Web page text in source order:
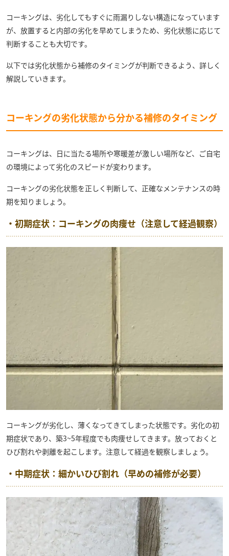
コーキングは、劣化してもすぐに雨漏りしない構造になっています
が、放置すると内部の劣化を早めてしまうため、劣化状態に応じて
判断することも大切です。
以下では劣化状態から補修のタイミングが判断できるよう、詳しく
解説していきます。
コーキングの劣化状態から分かる補修のタイミング
コーキングは、日に当たる場所や寒暖差が激しい場所など、ご自宅
の環境によって劣化のスピードが変わります。
コーキングの劣化状態を正しく判断して、正確なメンテナンスの時
期を知りましょう。
・初期症状：コーキングの肉痩せ（注意して経過観察）
コーキングが劣化し、薄くなってきてしまった状態です。劣化の初
期症状であり、築3~5年程度でも肉痩せしてきます。放っておくと
ひび割れや剥離を起こします。注意して経過を観察しましょう。
・中期症状：細かいひび割れ（早めの補修が必要）